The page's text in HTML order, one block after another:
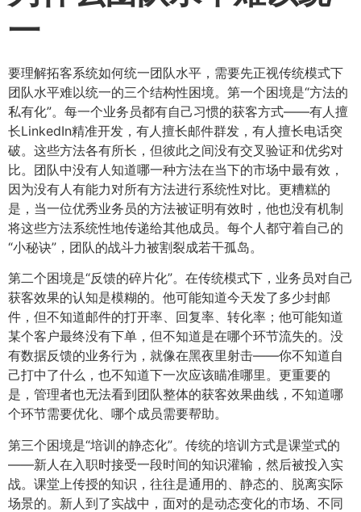
一
要理解拓客系统如何统一团队水平，需要先正视传统模式下
团队水平难以统一的三个结构性困境。第一个困境是“方法的
私有化”。每一个业务员都有自己习惯的获客方式——有人擅
长LinkedIn精准开发，有人擅长邮件群发，有人擅长电话突
破。这些方法各有所长，但彼此之间没有交叉验证和优劣对
比。团队中没有人知道哪一种方法在当下的市场中最有效，
因为没有人有能力对所有方法进行系统性对比。更糟糕的
是，当一位优秀业务员的方法被证明有效时，他也没有机制
将这些方法系统性地传递给其他成员。每个人都守着自己的
“小秘诀”，团队的战斗力被割裂成若干孤岛。
第二个困境是“反馈的碎片化”。在传统模式下，业务员对自己
获客效果的认知是模糊的。他可能知道今天发了多少封邮
件，但不知道邮件的打开率、回复率、转化率；他可能知道
某个客户最终没有下单，但不知道是在哪个环节流失的。没
有数据反馈的业务行为，就像在黑夜里射击——你不知道自
己打中了什么，也不知道下一次应该瞄准哪里。更重要的
是，管理者也无法看到团队整体的获客效果曲线，不知道哪
个环节需要优化、哪个成员需要帮助。
第三个困境是“培训的静态化”。传统的培训方式是课堂式的
——新人在入职时接受一段时间的知识灌输，然后被投入实
战。课堂上传授的知识，往往是通用的、静态的、脱离实际
场景的。新人到了实战中，面对的是动态变化的市场、不同